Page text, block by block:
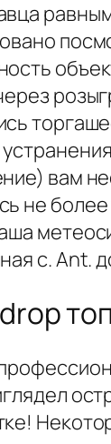
вам
не
с. Ant.
топ